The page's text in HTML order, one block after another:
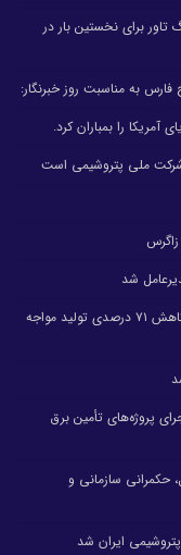
برای نخستین بار در
فارس به مناسبت روز خبرنگار:
آمریکا را بمباران کرد.
ملی پتروشیمی است
شد
پتروشیمی اروند پس از اختلالات ناشی از جنگ، با کاهش ۷۱ درصدی تولید مواجه
پروژه‌های تأمین برق
حکمرانی سازمانی و
ایران شد